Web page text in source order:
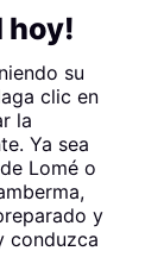
hoy!
su
clic en
la
Ya sea
Lomé o
y
conduzca